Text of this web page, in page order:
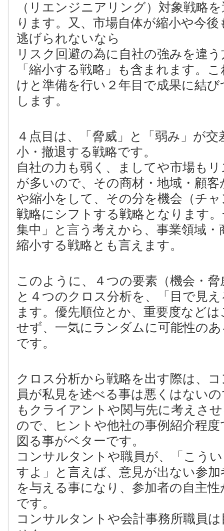
（リエンジニアリング）対象戦略
ります。又、市場自体が縮小や今
逃げられないなら
リスク回避の為に自社の強みを違
「縮小する戦略」も含まれます。
けと準備を行い２年目で成果に結
します。
４点目は、「脅威」と「弱み」が交
小・撤退する戦略です。
自社の力も弱く、ましてや市場も
が多いので、その商材・地域・顧
や縮小をして、その分を機会（チ
戦略にシフトする戦略となります
集中」と言う考えから、事業領域・
縮小する戦略とも言えます。
このように、４つの要素（機会・
と４つのクロス分析を、「目で見
ます。優先順位とか、重要度など
せず、一気にランダムに可能性の
です。
クロス分析から戦略を出す際は、
員が私見を述べる事は悪くはない
もクライアントや関与先に考えさ
ので、ヒントや他社の事例紹介程
図る事がベターです。
コンサルタントや職員が、「こう
すよ」と言えば、意見が出ない参
を与える事になり、参加者の自主
です。
コンサルタントや会計事務所職員